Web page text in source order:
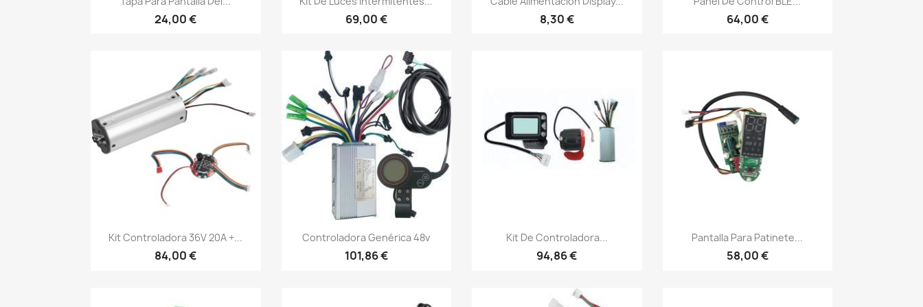
24,00 € 69,00 € 8,30 € 64,00 €
Vista rápida
Kit Controladora 36V 20A +...
84,00 €
Vista rápida
Controladora Genérica 48v
101,86 €
Vista rápida
Kit De Controladora...
94,86 €
Vista rápida
Pantalla Para Patinete...
58,00 €